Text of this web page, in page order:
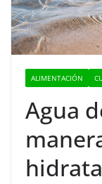
ALIMENTACIÓN
Agua